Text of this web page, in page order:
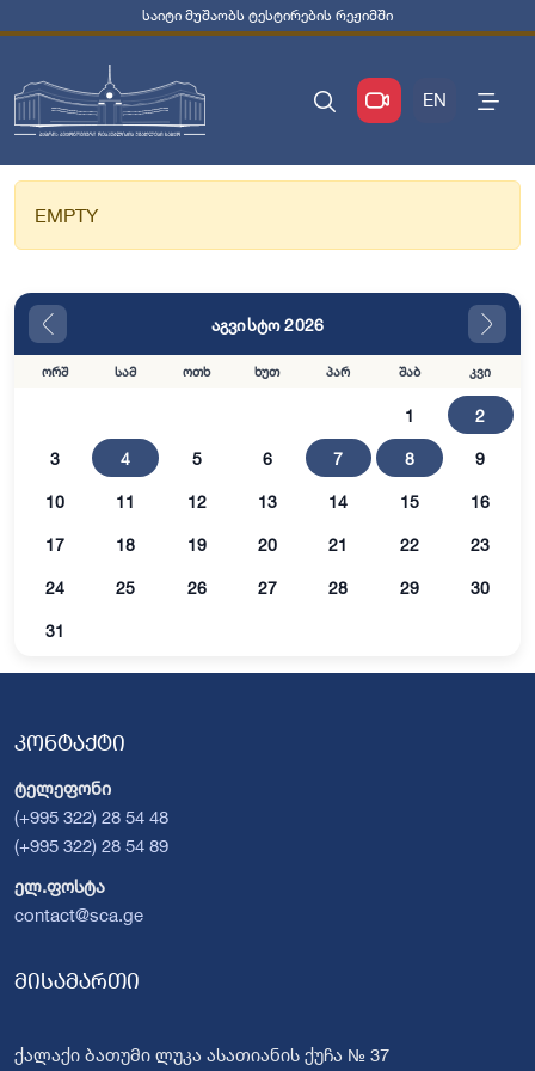
საიტი მუშაობს ტესტირების რეჟიმში
EN
EMPTY
აგვისტო 2026
ორშ სამ ოთხ ხუთ პარ შაბ კვი
1 2
3 4 5 6 7 8 9
10 11 12 13 14 15 16
17 18 19 20 21 22 23
24 25 26 27 28 29 30
31
კონტაქტი
ტელეფონი
(+995 322) 28 54 48
(+995 322) 28 54 89
ელ.ფოსტა
contact@sca.ge
მისამართი
ქალაქი ბათუმი ლუკა ასათიანის ქუჩა № 37